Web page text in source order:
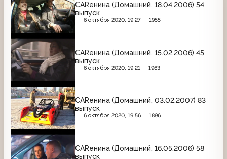
CARенина (Домашний, 18.04.2006) 54
выпуск
6 октября 2020, 19:27 1955
CARенина (Домашний, 15.02.2006) 45
выпуск
6 октября 2020, 19:21 1963
CARенина (Домашний, 03.02.2007) 83
выпуск
6 октября 2020, 19:56 1896
CARенина (Домашний, 16.05.2006) 58
выпуск